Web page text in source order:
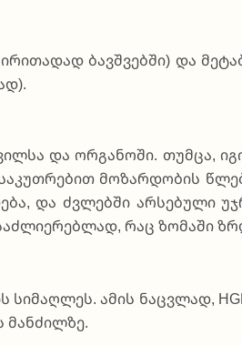
ბავ­შვებ­ში) და
და ორგა­ნო­ში. თუმ­ცა,
მო­ზარ­დო­ბის
და ძვლებ­ში არ­სე­ბუ­ლი
რაც ზო­მა­ში
სი­მა­ღლეს. ამის ნაც­ვლად,
მან­ძილ­ზე.